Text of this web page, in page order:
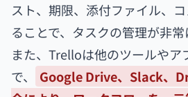
スト、期限、添付ファイル、
ることで、タスクの管理が非常
また、Trelloは他のツールやア
で、
Google Drive、Slack、